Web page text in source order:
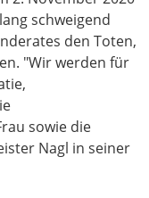
schweigend
den Toten,
"Wir werden für
sowie die
Nagl in seiner